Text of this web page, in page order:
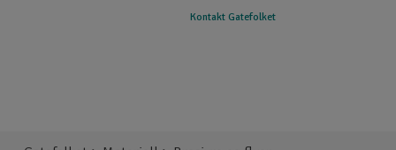
Kontakt Gatefolket